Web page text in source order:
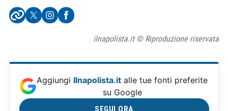
ilnapolista.it © Riproduzione riservata
Aggiungi Ilnapolista.it alle tue fonti preferite
su Google